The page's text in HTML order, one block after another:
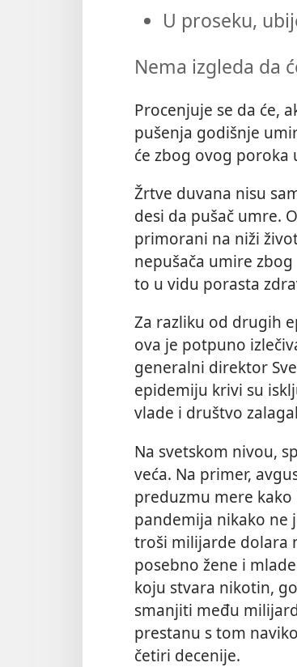
U proseku,
Nema izgleda da
Procenjuje se da će,
pušenja godišnje
će zbog ovog poroka
Žrtve duvana nisu
desi da pušač umre.
primorani na niži
nepušača umire
to u vidu porasta
Za razliku od drugih
ova je potpuno
generalni direktor
epidemiju krivi su
vlade i društvo
Na svetskom nivou,
veća. Na primer,
preduzmu mere
pandemija nikako ne
troši milijarde dolara
posebno žene i
koju stvara nikotin,
smanjiti među
prestanu s tom
četiri decenije.